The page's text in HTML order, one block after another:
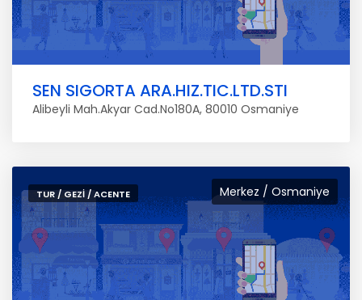
SEN SIGORTA ARA.HIZ.TIC.LTD.STI
Alibeyli Mah.Akyar Cad.No180A, 80010 Osmaniye
Merkez / Osmaniye
TUR / GEZI / ACENTE